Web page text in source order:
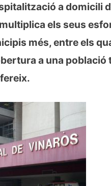
a domicili
els seus
més, entre els
a una població